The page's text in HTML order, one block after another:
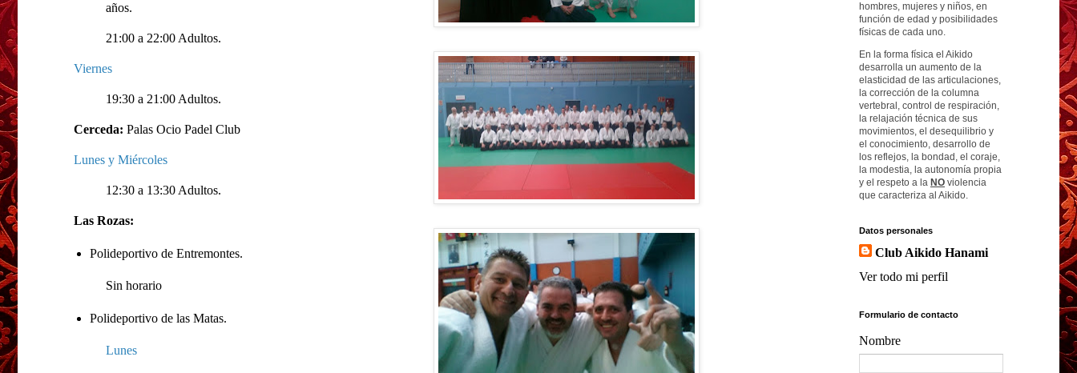
años.
21:00 a 22:00 Adultos.
Viernes
19:30 a 21:00 Adultos.
Cerceda: Palas Ocio Padel Club
Lunes y Miércoles
12:30 a 13:30 Adultos.
Las Rozas:
Polideportivo de Entremontes.
Sin horario
Polideportivo de las Matas.
Lunes
hombres, mujeres y niños, en
función de edad y posibilidades
físicas de cada uno.
En la forma física el Aikido
desarrolla un aumento de la
elasticidad de las articulaciones,
la corrección de la columna
vertebral, control de respiración,
la relajación técnica de sus
movimientos, el desequilibrio y
el conocimiento, desarrollo de
los reflejos, la bondad, el coraje,
la modestia, la autonomía propia
y el respeto a la NO violencia
que caracteriza al Aikido.
Datos personales
Club Aikido Hanami
Ver todo mi perfil
Formulario de contacto
Nombre